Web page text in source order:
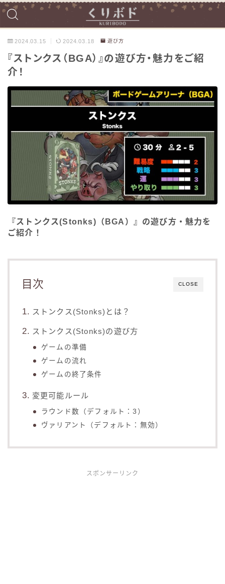
2024.03.15 2024.03.18 遊び方
『ストンクス（BGA）』の遊び方・魅力をご紹
介！
『ストンクス(Stonks)（BGA）』の遊び方・魅力を
ご紹介！
CLOSE
目次
ストンクス(Stonks)とは？
ストンクス(Stonks)の遊び方
ゲームの準備
ゲームの流れ
ゲームの終了条件
変更可能ルール
ラウンド数（デフォルト：3）
ヴァリアント（デフォルト：無効）
スポンサーリンク